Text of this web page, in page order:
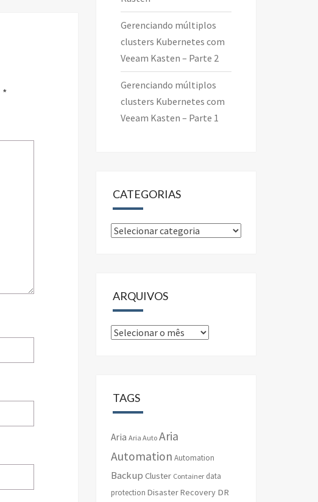
*
Gerenciando múltiplos
clusters Kubernetes com
Veeam Kasten – Parte 2
Gerenciando múltiplos
clusters Kubernetes com
Veeam Kasten – Parte 1
CATEGORIAS
Categorias
ARQUIVOS
Arquivos
TAGS
Aria Aria Auto Aria
Automation Automation
Backup Cluster Container data
protection Disaster Recovery DR